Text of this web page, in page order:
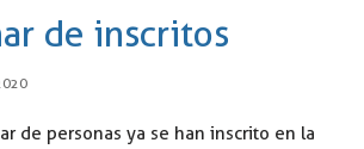
de inscritos
de personas ya se han inscrito en la